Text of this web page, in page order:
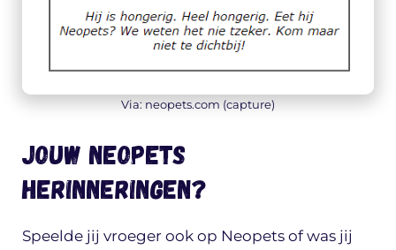
Via: neopets.com (capture)
Jouw Neopets
herinneringen?
Speelde jij vroeger ook op Neopets of was jij